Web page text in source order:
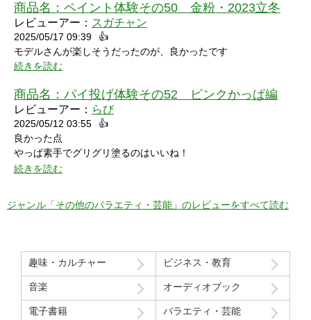
商品名： ペイント体験その50 金粉・2023立冬
レビューアー： スガチャン
2025/05/17 09:39
👍
モデルさんが楽しそうだったのが、良かったです
続きを読む
商品名： パイ投げ体験その52 ピンクかっぱ編
レビューアー： らび
2025/05/12 03:55
👍
良かった点
やっぱ素手でグリグリ塗るのはいいね！
特に21分の途中からとてもいい感じ！
う」という趣旨の発言と「パイを食らう事はなんとも無い」とい
う趣旨の２つの部分ちょっと気分下がってしまったw
Route207さんいつも良い作品をありがとうございます！
初レビューですが、よく購入させて貰ってます！
続きを読む
ジャンル「その他のバラエティ・芸能」のレビューをすべて読む
趣味・カルチャー ビジネス・教育
音楽 オーディオブック
電子書籍 バラエティ・芸能